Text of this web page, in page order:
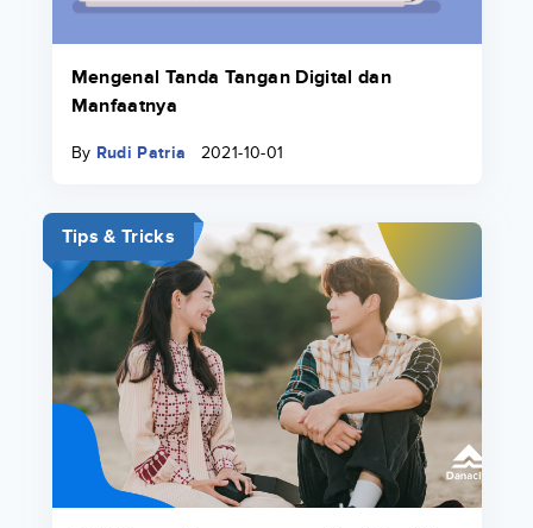
Mengenal Tanda Tangan Digital dan
Manfaatnya
By Rudi Patria 2021-10-01
Tips & Tricks